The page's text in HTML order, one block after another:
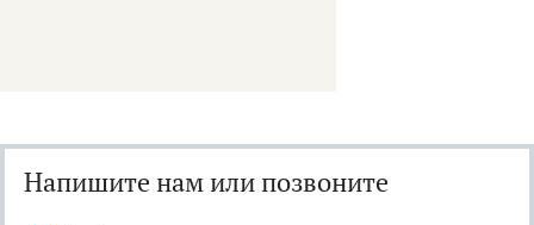
Напишите нам или позвоните